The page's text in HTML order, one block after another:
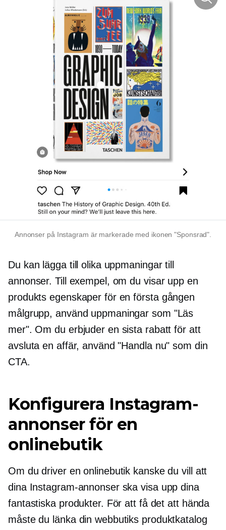
Annonser på Instagram är markerade med ikonen "Sponsrad".
Du kan lägga till olika uppmaningar till
annonser. Till exempel, om du visar upp en
produkts egenskaper för enförsta gången
målgrupp, använd uppmaningar som "Läs
mer". Om du erbjuder en sista rabatt för att
avsluta en affär, använd "Handla nu" som din
CTA.
Konfigurera Instagram-
annonser för en
onlinebutik
Om du driver en onlinebutik kanske du vill att
dina Instagram-annonser ska visa upp dina
fantastiska produkter. För att få det att hända
måste du länka din webbutiks produktkatalog